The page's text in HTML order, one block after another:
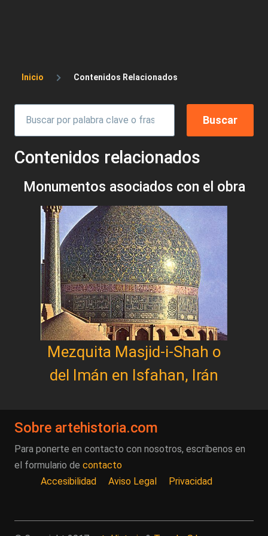
Sobrescribir enlaces de ayuda a la
Inicio Contenidos Relacionados
Contenidos relacionados
Monumentos asociados con el obra
Mezquita Masjid-i-Shah o
del Imán en Isfahan, Irán
Sobre artehistoria.com
Para ponerte en contacto con nosotros, escríbenos en
el formulario de contacto
Accesibilidad
Aviso Legal Privacidad